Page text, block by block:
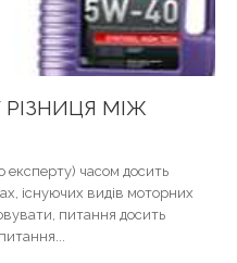
РІЗНИЦЯ МІЖ
експерту) часом досить
існуючих видів моторних
питання досить